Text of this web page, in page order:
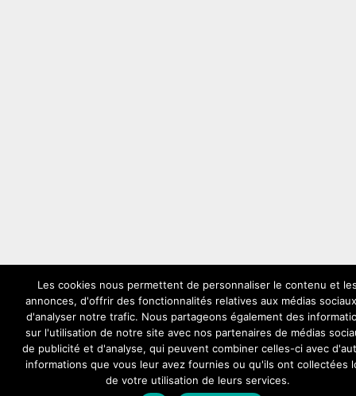
Les cookies nous permettent de personnaliser le contenu et
annonces, d'offrir des fonctionnalités relatives aux médias
d'analyser notre trafic. Nous partageons également des
sur l'utilisation de notre site avec nos partenaires de médias
de publicité et d'analyse, qui peuvent combiner celles-ci avec
informations que vous leur avez fournies ou qu'ils ont collectées
de votre utilisation de leurs services.